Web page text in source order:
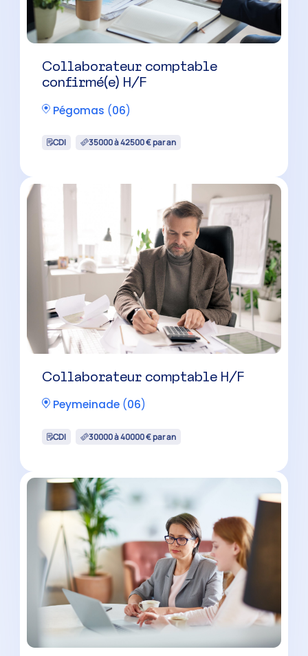
Collaborateur comptable
confirmé(e) H/F
Pégomas (06)
CDI 35000 à 42500 € par an
Collaborateur comptable H/F
Peymeinade (06)
CDI 30000 à 40000 € par an